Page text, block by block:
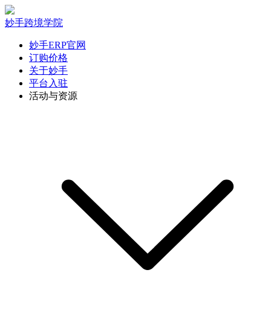
妙手跨境学院
妙手ERP官网
订购价格
关于妙手
平台入驻
活动与资源